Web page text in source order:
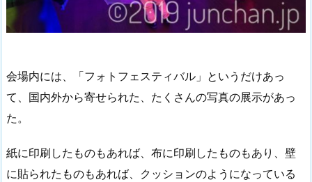
会場内には、「フォトフェスティバル」というだけあっ
て、国内外から寄せられた、たくさんの写真の展示があっ
た。
紙に印刷したものもあれば、布に印刷したものもあり、壁
に貼られたものもあれば、クッションのようになっている